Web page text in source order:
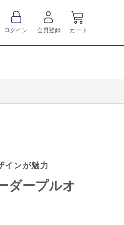
ログイン 会員登録 カート
インが魅力
ダープルオ